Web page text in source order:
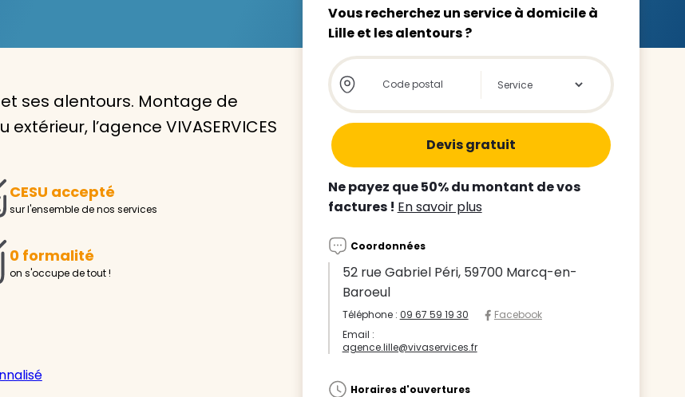
Avec VIVASERVICES, trouvez le
service à domicile qui vous
Pour l’entretien de votre logement, la garde de votre enfant
ou l’accompagnement d’un parent, nos intervenants à
Demander un devis gratuit
Trouver mon agence
et ses alentours. Montage de
l’agence VIVASERVICES
CESU accepté
sur l'ensemble de nos services
0 formalité
on s'occupe de tout !
Vous recherchez un service à domicile à
Lille et les alentours ?
Store locator global - Autocompletion
Rechercher
Ne payez que 50% du montant de vos
factures ! En savoir plus
Coordonnées
52 rue Gabriel Péri, 59700 Marcq-en-
Baroeul
Téléphone : 09 67 59 19 30
Facebook
Email :
agence.lille@vivaservices.fr
Horaires d'ouvertures